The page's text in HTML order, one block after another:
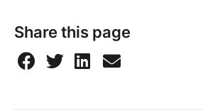
Share this page